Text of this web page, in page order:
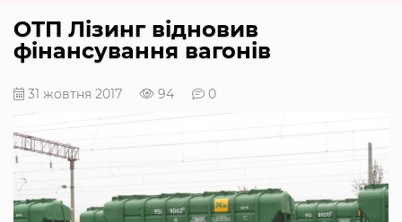
ОТП Лізинг відновив
фінансування вагонів
31 жовтня 2017 94 0